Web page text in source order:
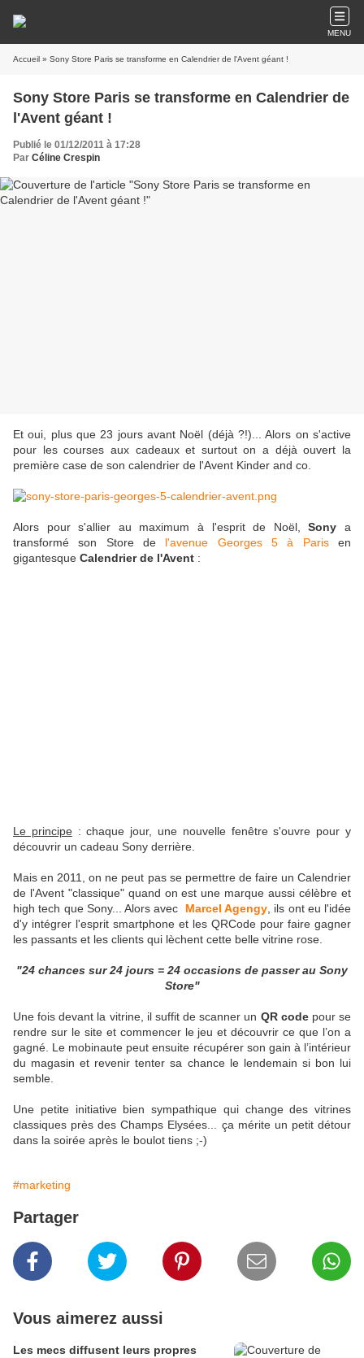
MENU
Accueil » Sony Store Paris se transforme en Calendrier de l'Avent géant !
Sony Store Paris se transforme en Calendrier de
l'Avent géant !
Publié le 01/12/2011 à 17:28
Par Céline Crespin
Et oui, plus que 23 jours avant Noël (déjà ?!)... Alors on s'active
pour les courses aux cadeaux et surtout on a déjà ouvert la
première case de son calendrier de l'Avent Kinder and co.
Alors pour s'allier au maximum à l'esprit de Noël,Sony a
transformé son Store de l'avenue Georges 5 à Parisen
gigantesque Calendrier de l'Avent :
Le principe: chaque jour, une nouvelle fenêtre s'ouvre pour y
découvrir un cadeau Sony derrière.
Mais en 2011, on ne peut pas se permettre de faire un Calendrier
de l'Avent "classique" quand on est une marque aussi célèbre et
high tech que Sony... Alors avec
Marcel Agengy , ils ont eu l'idée
d'y intégrer l'esprit smartphone et les QRCode pour faire gagner
les passants et les clients qui lèchent cette belle vitrine rose.
"24 chances sur 24 jours = 24 occasions de passer au Sony
Store"
Une fois devant la vitrine, il suffit de scanner un QR codepour se
rendre sur le site et commencer le jeu et découvrir ce que l’on a
gagné. Le mobinaute peut ensuite récupérer son gain à l’intérieur
du magasin et revenir tenter sa chance le lendemain si bon lui
semble.
Une petite initiative bien sympathique qui change des vitrines
classiques près des Champs Elysées... ça mérite un petit détour
dans la soirée après le boulot tiens ;-)
#marketing
Partager
Vous aimerez aussi
Les mecs diffusent leurs propres